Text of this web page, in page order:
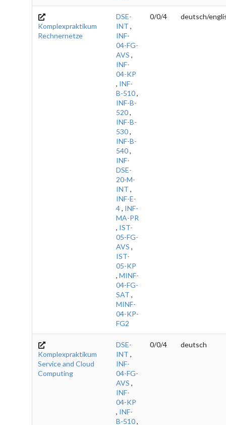
Komplexpraktikum
Rechnernetze
DSE-
INT ,
INF-
04-FG-
AVS ,
INF-
04-KP
, INF-
B-510,
INF-B-
520,
INF-B-
530,
INF-B-
540,
INF-
DSE-
20-M-
INT ,
INF-E-
4, INF-
MA-PR
, IST-
05-FG-
AVS ,
IST-
05-KP
, MINF-
04-FG-
SAT ,
MINF-
04-KP-
FG2
0/0/4 deutsch/
Komplexpraktikum
Service and Cloud
Computing
DSE-
INT ,
INF-
04-FG-
AVS ,
INF-
04-KP
, INF-
B-510,
0/0/4 deutsch